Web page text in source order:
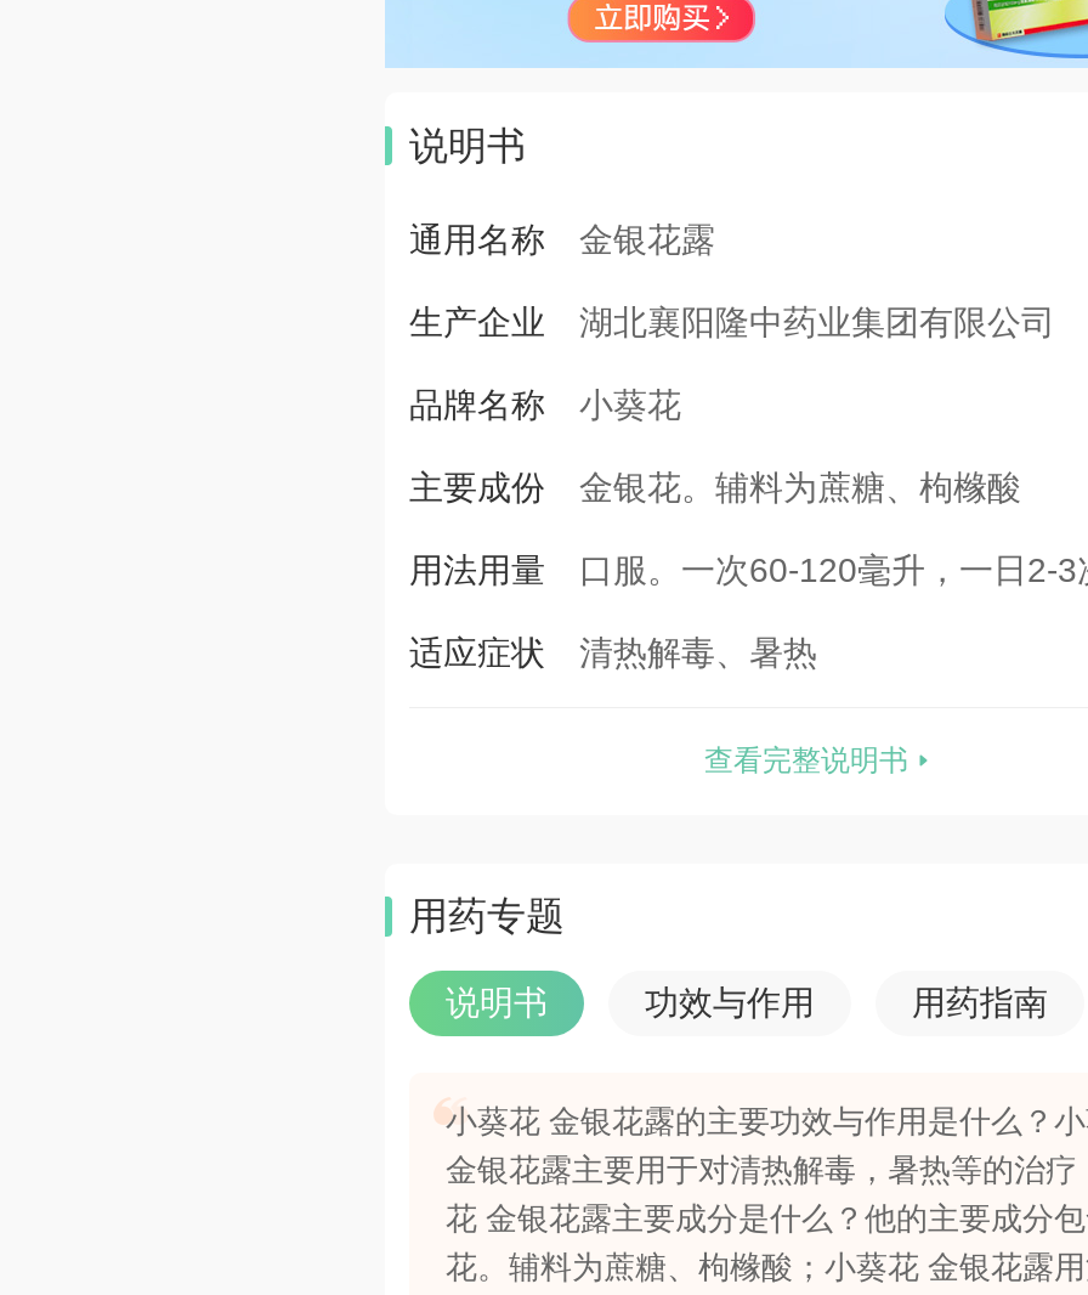
说明书
通用名称 金银花露
生产企业 湖北襄阳隆中药业集团有限公司
品牌名称 小葵花
主要成份 金银花。辅料为蔗糖、枸橼酸
用法用量 口服。一次60-120毫升，一日2-3
适应症状 清热解毒、暑热
查看完整说明书
用药专题
说明书 功效与作用 用药指南
小葵花 金银花露的主要功效与作用是什么？
金银花露主要用于对清热解毒，暑热等的治疗
花 金银花露主要成分是什么？他的主要成分
花。辅料为蔗糖、枸橼酸；小葵花 金银花露